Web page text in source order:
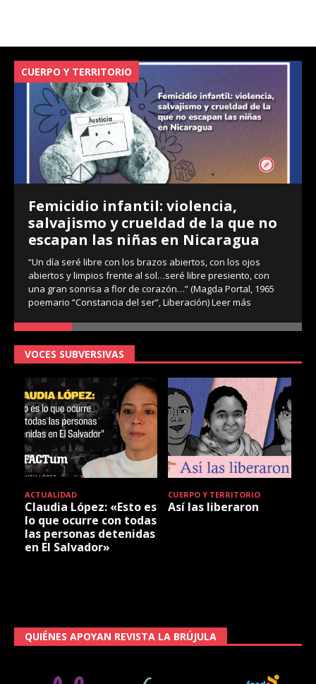
CUERPO Y TERRITORIO
Femicidio infantil: violencia,
salvajismo y crueldad de la que no
escapan las niñas en Nicaragua
“Un día seré libre con los brazos abiertos, con los ojos
abiertos y limpios frente al sol…seré libre presiento, con
una gran sonrisa a flor de corazón…” (Magda Portal, 1965
poemario “Constancia del ser”, Liberación)Leer más
VOCES SUBVERSIVAS
ACTUALIDAD
Claudia López: «Esto es
lo que ocurre con todas
las personas detenidas
en El Salvador»
CUERPO Y TERRITORIO
Así las liberaron
QUIÉNES APOYAN REVISTA LA BRÚJULA